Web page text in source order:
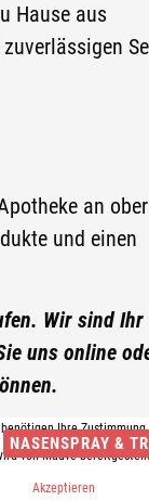
Hause aus
an
und einen
Wir sind Ihr
uns online
NASENSPRAY &
Ihre Zustimmung
von Mauve
Akzeptieren